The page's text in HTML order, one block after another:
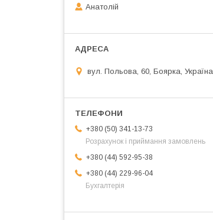
Анатолій
вул. Польова, 60, Боярка, Україна
+380 (50) 341-13-73
Розрахунок і приймання замовлень
+380 (44) 592-95-38
+380 (44) 229-96-04
Бухгалтерія